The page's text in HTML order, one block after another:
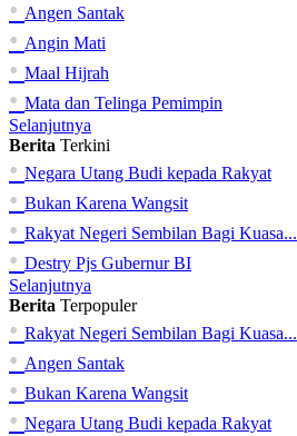
• Angen Santak
• Angin Mati
• Maal Hijrah
• Mata dan Telinga Pemimpin
Selanjutnya
Berita Terkini
• Negara Utang Budi kepada Rakyat
• Bukan Karena Wangsit
• Rakyat Negeri Sembilan Bagi Kuasa...
• Destry Pjs Gubernur BI
Selanjutnya
Berita Terpopuler
• Rakyat Negeri Sembilan Bagi Kuasa...
• Angen Santak
• Bukan Karena Wangsit
• Negara Utang Budi kepada Rakyat